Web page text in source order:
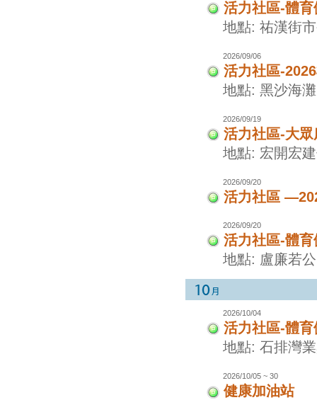
活力社區-體
地點: 祐漢街
2026/09/06
活力社區-
地點: 黑沙海灘
2026/09/19
活力社區-大眾
地點: 宏開宏
2026/09/20
活力社區
2026/09/20
活力社區-體
地點: 盧廉若
2026/10/04
活力社區-體
地點: 石排灣
2026/10/05 ~ 30
健康加油站